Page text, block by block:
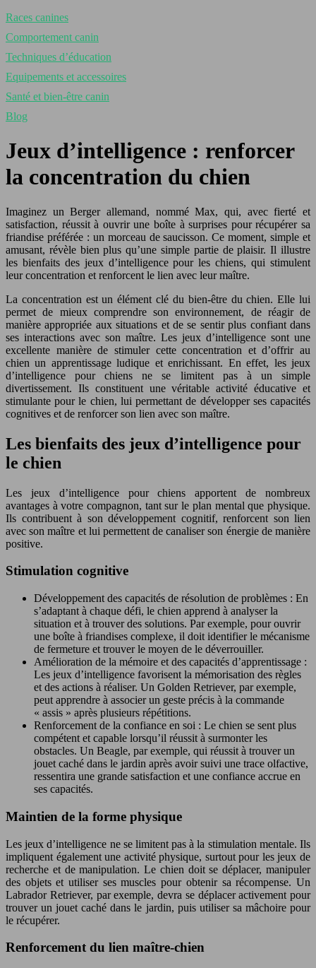
Races canines
Comportement canin
Techniques d’éducation
Equipements et accessoires
Santé et bien-être canin
Blog
Jeux d’intelligence : renforcer
la concentration du chien
Imaginez un Berger allemand, nommé Max, qui, avec fierté et
satisfaction, réussit à ouvrir une boîte à surprises pour récupérer sa
friandise préférée : un morceau de saucisson. Ce moment, simple et
amusant, révèle bien plus qu’une simple partie de plaisir. Il illustre
les bienfaits des jeux d’intelligence pour les chiens, qui stimulent
leur concentration et renforcent le lien avec leur maître.
La concentration est un élément clé du bien-être du chien. Elle lui
permet de mieux comprendre son environnement, de réagir de
manière appropriée aux situations et de se sentir plus confiant dans
ses interactions avec son maître. Les jeux d’intelligence sont une
excellente manière de stimuler cette concentration et d’offrir au
chien un apprentissage ludique et enrichissant. En effet, les jeux
d’intelligence pour chiens ne se limitent pas à un simple
divertissement. Ils constituent une véritable activité éducative et
stimulante pour le chien, lui permettant de développer ses capacités
cognitives et de renforcer son lien avec son maître.
Les bienfaits des jeux d’intelligence pour
le chien
Les jeux d’intelligence pour chiens apportent de nombreux
avantages à votre compagnon, tant sur le plan mental que physique.
Ils contribuent à son développement cognitif, renforcent son lien
avec son maître et lui permettent de canaliser son énergie de manière
positive.
Stimulation cognitive
Développement des capacités de résolution de problèmes : En
s’adaptant à chaque défi, le chien apprend à analyser la
situation et à trouver des solutions. Par exemple, pour ouvrir
une boîte à friandises complexe, il doit identifier le mécanisme
de fermeture et trouver le moyen de le déverrouiller.
Amélioration de la mémoire et des capacités d’apprentissage :
Les jeux d’intelligence favorisent la mémorisation des règles
et des actions à réaliser. Un Golden Retriever, par exemple,
peut apprendre à associer un geste précis à la commande
« assis » après plusieurs répétitions.
Renforcement de la confiance en soi : Le chien se sent plus
compétent et capable lorsqu’il réussit à surmonter les
obstacles. Un Beagle, par exemple, qui réussit à trouver un
jouet caché dans le jardin après avoir suivi une trace olfactive,
ressentira une grande satisfaction et une confiance accrue en
ses capacités.
Maintien de la forme physique
Les jeux d’intelligence ne se limitent pas à la stimulation mentale. Ils
impliquent également une activité physique, surtout pour les jeux de
recherche et de manipulation. Le chien doit se déplacer, manipuler
des objets et utiliser ses muscles pour obtenir sa récompense. Un
Labrador Retriever, par exemple, devra se déplacer activement pour
trouver un jouet caché dans le jardin, puis utiliser sa mâchoire pour
le récupérer.
Renforcement du lien maître-chien